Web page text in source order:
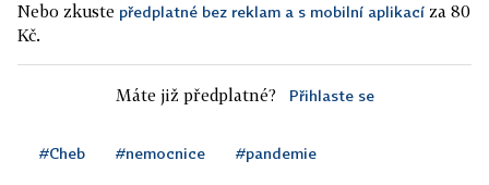
Nebo zkuste předplatné bez reklam a s mobilní aplikací za 80
Kč.
Máte již předplatné? Přihlaste se
#Cheb #nemocnice #pandemie